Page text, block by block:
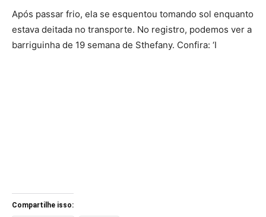
Após passar frio, ela se esquentou tomando sol enquanto
estava deitada no transporte. No registro, podemos ver a
barriguinha de 19 semana de Sthefany. Confira: ‘I
Compartilhe isso: